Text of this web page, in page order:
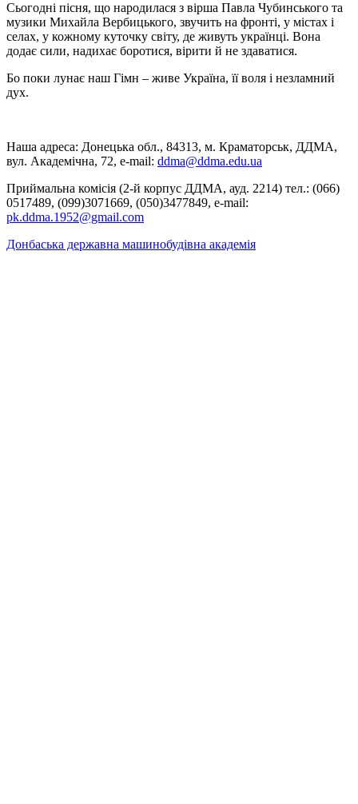
Сьогодні пісня, що народилася з вірша Павла Чубинського та
музики Михайла Вербицького, звучить на фронті, у містах і
селах, у кожному куточку світу, де живуть українці. Вона
додає сили, надихає боротися, вірити й не здаватися.
Бо поки лунає наш Гімн – живе Україна, її воля і незламний
дух.
Наша адреса: Донецька обл., 84313, м. Краматорськ, ДДМА,
вул. Академічна, 72, е-mail: ddma@ddma.edu.ua
Приймальна комісія (2-й корпус ДДМА, ауд. 2214) тел.: (066)
0517489, (099)3071669, (050)3477849, e-mail:
pk.ddma.1952@gmail.com
Донбаська державна машинобудівна академія